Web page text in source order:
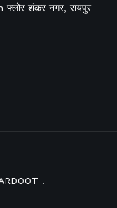
शंकर नगर, रायपुर
.